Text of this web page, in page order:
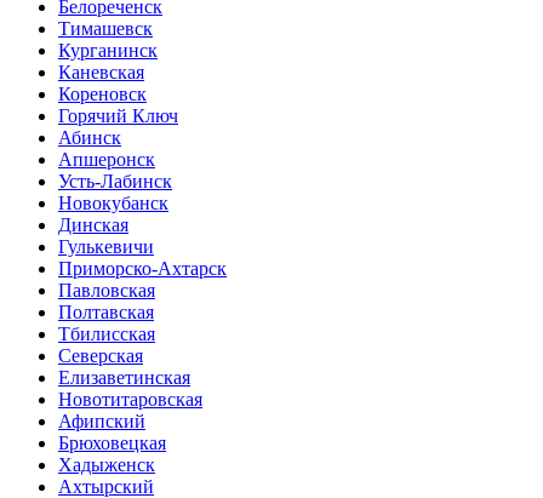
Белореченск
Тимашевск
Курганинск
Каневская
Кореновск
Горячий Ключ
Абинск
Апшеронск
Усть-Лабинск
Новокубанск
Динская
Гулькевичи
Приморско-Ахтарск
Павловская
Полтавская
Тбилисская
Северская
Елизаветинская
Новотитаровская
Афипский
Брюховецкая
Хадыженск
Ахтырский